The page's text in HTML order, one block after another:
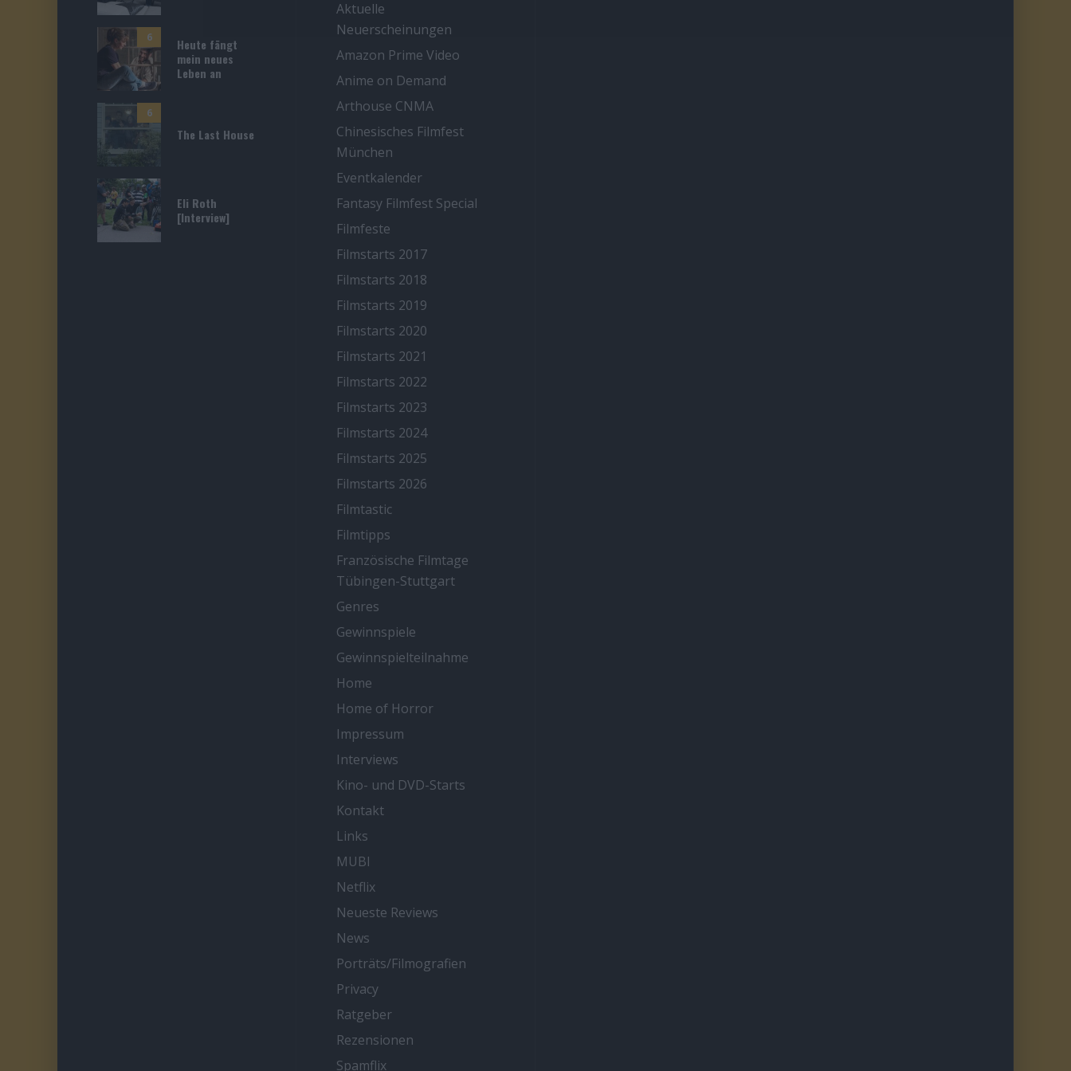
6
Heute fängt
mein neues
Leben an
6
The Last House
Eli Roth
[Interview]
Aktuelle
Neuerscheinungen
Amazon Prime Video
Anime on Demand
Arthouse CNMA
Chinesisches Filmfest
München
Eventkalender
Fantasy Filmfest Special
Filmfeste
Filmstarts 2017
Filmstarts 2018
Filmstarts 2019
Filmstarts 2020
Filmstarts 2021
Filmstarts 2022
Filmstarts 2023
Filmstarts 2024
Filmstarts 2025
Filmstarts 2026
Filmtastic
Filmtipps
Französische Filmtage
Tübingen-Stuttgart
Genres
Gewinnspiele
Gewinnspielteilnahme
Home
Home of Horror
Impressum
Interviews
Kino- und DVD-Starts
Kontakt
Links
MUBI
Netflix
Neueste Reviews
News
Porträts/Filmografien
Privacy
Ratgeber
Rezensionen
Spamflix